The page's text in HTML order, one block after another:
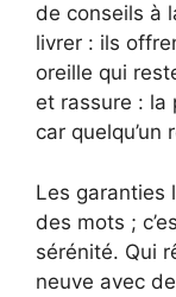
de conseils à
livrer : ils
oreille qui
et rassure : la
car quelqu’un
Les garanties
des mots ;
sérénité. Qui
neuve avec